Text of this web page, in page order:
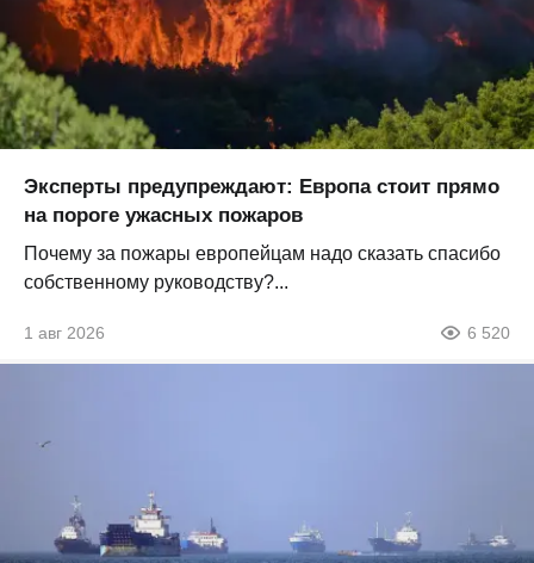
Эксперты предупреждают: Европа стоит прямо
на пороге ужасных пожаров
Почему за пожары европейцам надо сказать спасибо
собственному руководству?...
1 авг 2026 6 520